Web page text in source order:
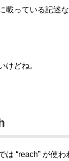
載っている記述
けどね。
“reach” が使わ